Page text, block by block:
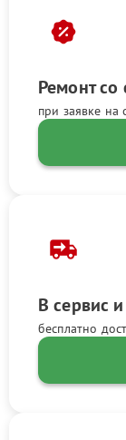
Ремонт со
при заявке на
В сервис
бесплатно